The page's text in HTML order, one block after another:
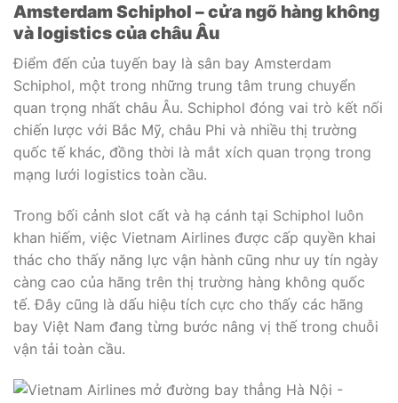
Amsterdam Schiphol – cửa ngõ hàng không
và logistics của châu Âu
Điểm đến của tuyến bay là sân bay Amsterdam
Schiphol, một trong những trung tâm trung chuyển
quan trọng nhất châu Âu. Schiphol đóng vai trò kết nối
chiến lược với Bắc Mỹ, châu Phi và nhiều thị trường
quốc tế khác, đồng thời là mắt xích quan trọng trong
mạng lưới logistics toàn cầu.
Trong bối cảnh slot cất và hạ cánh tại Schiphol luôn
khan hiếm, việc Vietnam Airlines được cấp quyền khai
thác cho thấy năng lực vận hành cũng như uy tín ngày
càng cao của hãng trên thị trường hàng không quốc
tế. Đây cũng là dấu hiệu tích cực cho thấy các hãng
bay Việt Nam đang từng bước nâng vị thế trong chuỗi
vận tải toàn cầu.